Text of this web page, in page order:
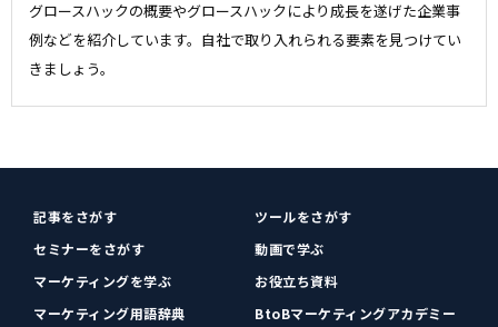
グロースハックの概要やグロースハックにより成長を遂げた企業事
例などを紹介しています。自社で取り入れられる要素を見つけてい
きましょう。
記事をさがす
ツールをさがす
セミナーをさがす
動画で学ぶ
マーケティングを学ぶ
お役立ち資料
マーケティング用語辞典
BtoBマーケティングアカデミー